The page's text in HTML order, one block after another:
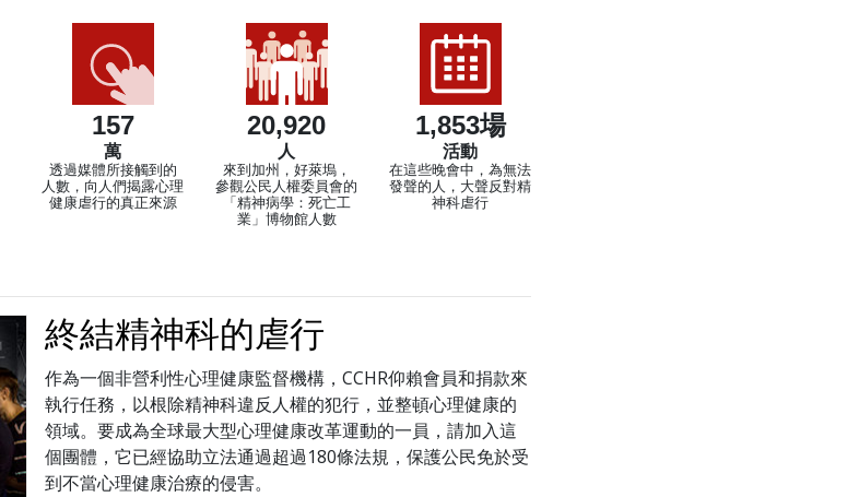
157
萬
透過媒體所接觸到的
人數，向人們揭露心理
健康虐行的真正來源
20,920
人
來到加州，好萊塢，
參觀公民人權委員會的
「精神病學：死亡工
業」博物館人數
1,853場
活動
在這些晚會中，為無法
發聲的人，大聲反對精
神科虐行
終結精神科的虐行
作為一個非營利性心理健康監督機構，CCHR仰賴會員和捐款來
執行任務，以根除精神科違反人權的犯行，並整頓心理健康的
領域。要成為全球最大型心理健康改革運動的一員，請加入這
個團體，它已經協助立法通過超過180條法規，保護公民免於受
到不當心理健康治療的侵害。